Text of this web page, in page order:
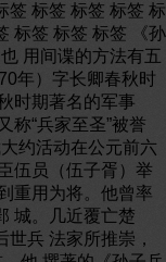
签 标签 标签 标签 标
标签 标签 标签 《孙
用间谍的方法有五
年）字长卿春秋时
时期著名的军事
称“兵家至圣”被誉
大约活动在公元前六
伍员（伍子胥）举
重用为将。他曾率
城。几近覆亡楚
兵 法家所推崇，